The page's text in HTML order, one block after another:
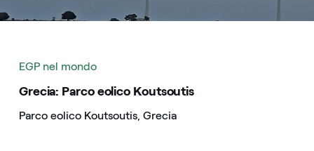
EGP nel mondo
Grecia: Parco eolico Koutsoutis
Parco eolico Koutsoutis, Grecia